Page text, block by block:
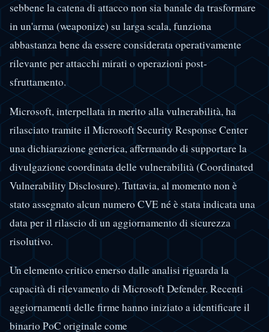
sebbene la catena di attacco non sia banale da trasformare
in un'arma (weaponize) su larga scala, funziona
abbastanza bene da essere considerata operativamente
rilevante per attacchi mirati o operazioni post-
sfruttamento.
Microsoft, interpellata in merito alla vulnerabilità, ha
rilasciato tramite il Microsoft Security Response Center
una dichiarazione generica, affermando di supportare la
divulgazione coordinata delle vulnerabilità (Coordinated
Vulnerability Disclosure). Tuttavia, al momento non è
stato assegnato alcun numero CVE né è stata indicata una
data per il rilascio di un aggiornamento di sicurezza
risolutivo.
Un elemento critico emerso dalle analisi riguarda la
capacità di rilevamento di Microsoft Defender. Recenti
aggiornamenti delle firme hanno iniziato a identificare il
binario PoC originale come